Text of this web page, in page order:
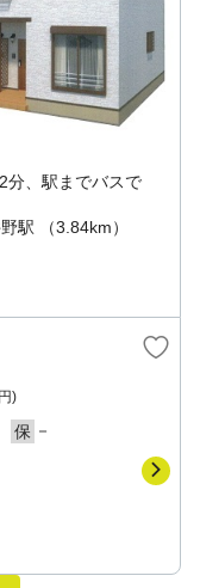
分、駅までバスで
駅
（3.84km）
)
保 －